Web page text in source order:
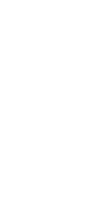
на гілках і
дуже
надають альбіції
саджанці і